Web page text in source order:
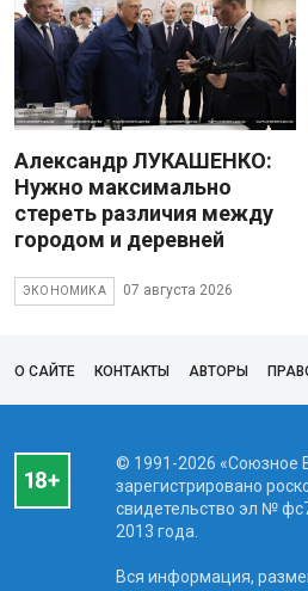
Александр ЛУКАШЕНКО:
Нужно максимально
стереть различия между
городом и деревней
ЭКОНОМИКА 07 августа 2026
О САЙТЕ КОНТАКТЫ АВТОРЫ
© 1991-2026 «Союзное
зарегистрировано
свидетельство эл №
2013 года.
Вся информация,